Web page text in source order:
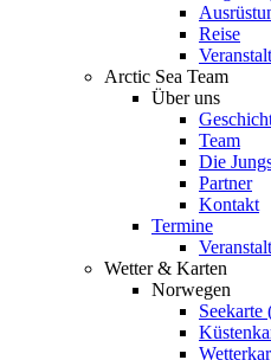
Reise
Arctic Sea Team
Über uns
Team
Die
Partner
Kontakt
Termine
Wetter & Karten
Norwegen
Seekarte